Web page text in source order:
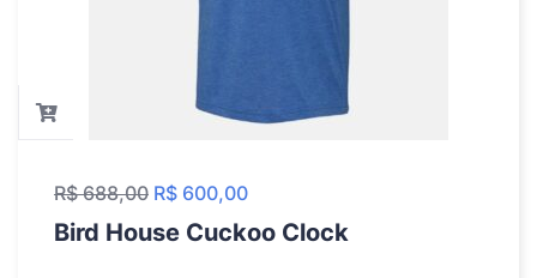
R$688,00 R$ 600,00
Bird House Cuckoo Clock